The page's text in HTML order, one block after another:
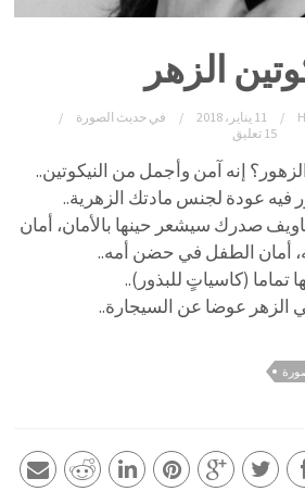
الزهر
11 يناير، 2018 فيحديث الصورة
15 تعليق
إنه آمن وأجمل من النيكوتين..
فيه عودة لجنس مادتك الزهرية..
صدرك سيشعر حينها بالأمان، أمان
أمان الطفل في حضن أمه..
تماما (كاسياتٍ للبذور)..
الزهر عوضا عن السيجارة..